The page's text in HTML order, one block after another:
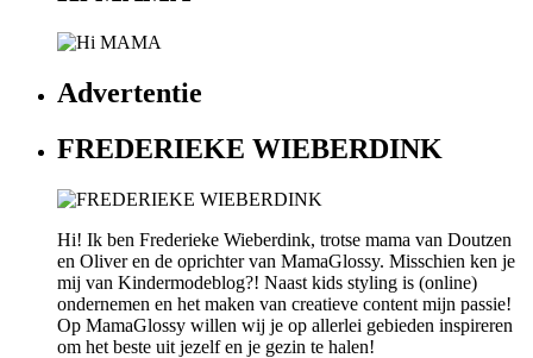
Advertentie
FREDERIEKE WIEBERDINK
Hi! Ik ben Frederieke Wieberdink, trotse mama van Doutzen
en Oliver en de oprichter van MamaGlossy. Misschien ken je
mij van Kindermodeblog?! Naast kids styling is (online)
ondernemen en het maken van creatieve content mijn passie!
Op MamaGlossy willen wij je op allerlei gebieden inspireren
om het beste uit jezelf en je gezin te halen!